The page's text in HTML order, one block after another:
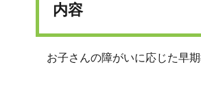
内容
お子さんの障がいに応じた早期